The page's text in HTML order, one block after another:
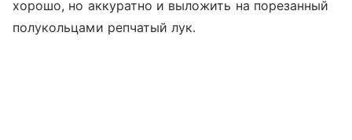
хорошо, но аккуратно и выложить на порезанный
полукольцами репчатый лук.